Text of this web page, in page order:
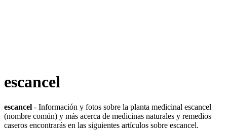
escancel
escancel - Información y fotos sobre la planta medicinal escancel
(nombre común) y más acerca de medicinas naturales y remedios
caseros encontrarás en las siguientes artículos sobre escancel.